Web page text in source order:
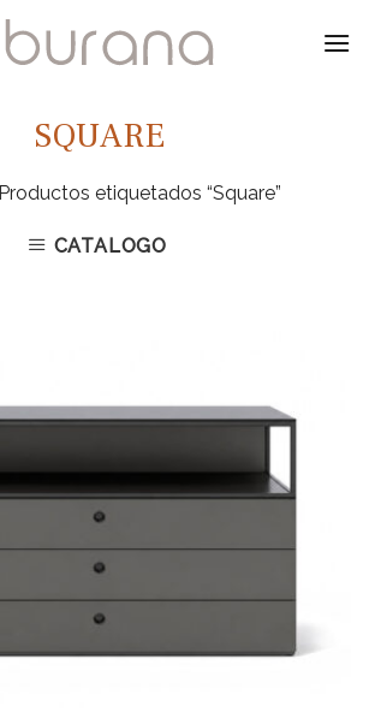
SQUARE
Productos etiquetados “Square”
CATALOGO